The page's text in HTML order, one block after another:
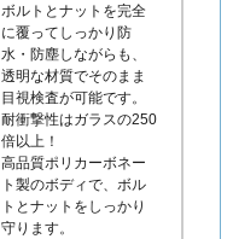
ボルトとナットを完全
に覆ってしっかり防
水・防塵しながらも、
透明な材質でそのまま
目視検査が可能です。
耐衝撃性はガラスの250
倍以上！
高品質ポリカーボネー
ト製のボディで、ボル
トとナットをしっかり
守ります。